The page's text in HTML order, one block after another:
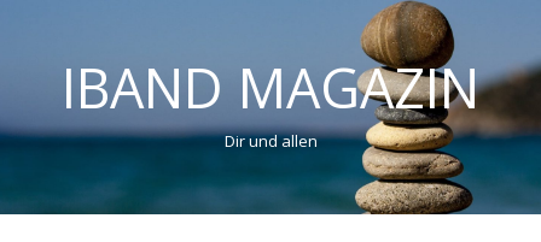
IBAND MAGAZIN
Dir und allen